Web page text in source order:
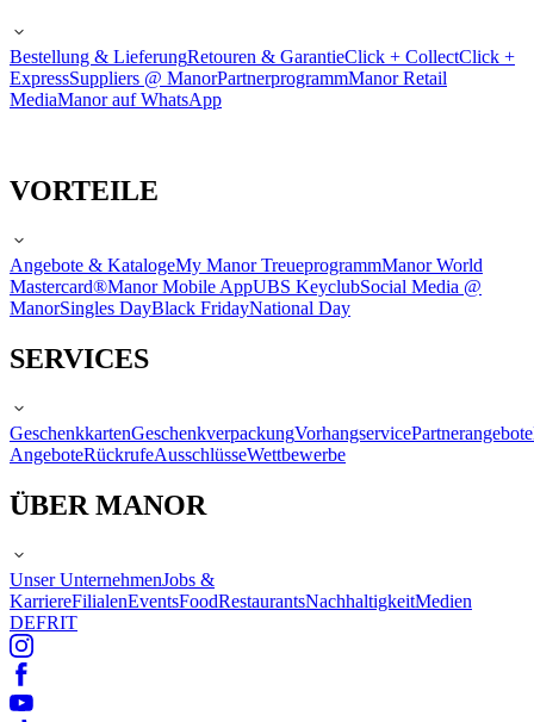
Bestellung & LieferungRetouren & GarantieClick + CollectClick +
ExpressSuppliers @ ManorPartnerprogrammManor Retail
MediaManor auf WhatsApp
VORTEILE
Angebote & KatalogeMy Manor TreueprogrammManor World
Mastercard®Manor Mobile AppUBS KeyclubSocial Media @
ManorSingles DayBlack FridayNational Day
SERVICES
GeschenkkartenGeschenkverpackungVorhangservicePartnerangebote
AngeboteRückrufeAusschlüsseWettbewerbe
ÜBER MANOR
Unser UnternehmenJobs &
KarriereFilialenEventsFoodRestaurantsNachhaltigkeitMedien
DEFRIT